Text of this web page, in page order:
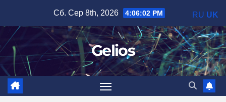
вмісту
Сб. Сер 8th, 2026 4:06:03 PM
Gelios
RU UK